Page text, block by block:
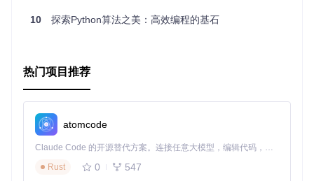
执行效率。
广泛覆盖：涵盖了大量的经典图算法和相关问题。
易用性：清晰的组织结构，方便查阅和复用代码。
总的来说，Visualization-of-popular-algorithms-in-Pytho
是一个值得收藏和探索的资源，它可以加深你对图论算法的
法视觉之旅吧！
10 探索Python算法之美：高效编程的基石
热门项目推荐
atomcode
Claude Code 的开源替代方案。连接任意大模型，编辑代码，运行命令，自动验证 — 全自动执行。用 Rust 构建，极致性能。 ｜ An open-source alternative to Claude Code. Connect any LLM, edit code, run commands, and verify changes — autonomously. Built in Rust for speed. Get Started
Rust
0 547